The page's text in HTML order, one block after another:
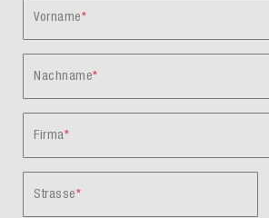
Vorname
Nachname
Firma
Strasse